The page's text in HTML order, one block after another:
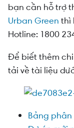
bạn cần hỗ trợ
Urban Green thì
Hotline: 1800
Để biết thêm
tải về tài liệu
Bảng